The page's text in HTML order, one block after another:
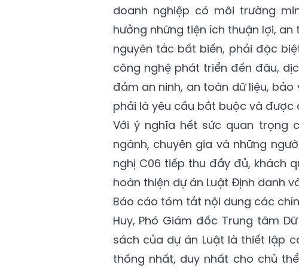
doanh nghiệp có môi trường
hưởng những tiện ích thuận lợi, an
nguyên tắc bất biến, phải đặc
công nghệ phát triển đến đâu,
đảm an ninh, an toàn dữ liệu,
phải là yêu cầu bắt buộc và được
Với ý nghĩa hết sức quan trọng
ngành, chuyên gia và những
nghị C06 tiếp thu đầy đủ, khách
hoàn thiện dự án Luật Định danh
Báo cáo tóm tắt nội dung các
Huy, Phó Giám đốc Trung tâm
sách của dự án Luật là thiết lập
thống nhất, duy nhất cho chủ